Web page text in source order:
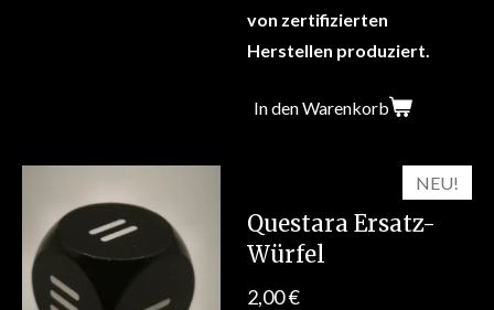
von zertifizierten
Herstellen produziert.
In den Warenkorb
NEU!
Questara Ersatz-
Würfel
2,00 €